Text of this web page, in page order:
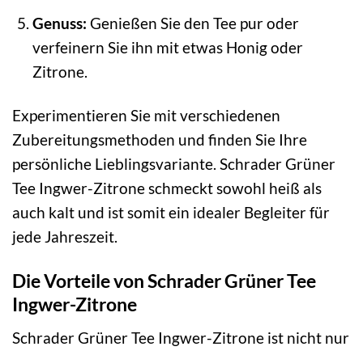
Genuss: Genießen Sie den Tee pur oder
verfeinern Sie ihn mit etwas Honig oder
Zitrone.
Experimentieren Sie mit verschiedenen
Zubereitungsmethoden und finden Sie Ihre
persönliche Lieblingsvariante. Schrader Grüner
Tee Ingwer-Zitrone schmeckt sowohl heiß als
auch kalt und ist somit ein idealer Begleiter für
jede Jahreszeit.
Die Vorteile von Schrader Grüner Tee
Ingwer-Zitrone
Schrader Grüner Tee Ingwer-Zitrone ist nicht nur